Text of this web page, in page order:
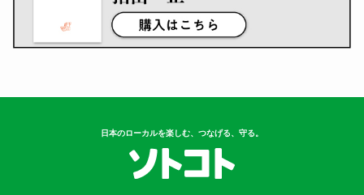
日本のローカルを楽しむ、つなげる、守る。